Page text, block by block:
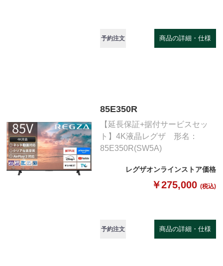
予約注文 商品の詳細・仕様
85E350R
【延長保証+据付サービスセッ
ト】4K液晶レグザ 形名：
85E350R(SW5A)
レグザオンラインストア価格
￥275,000 (税込)
予約注文 商品の詳細・仕様